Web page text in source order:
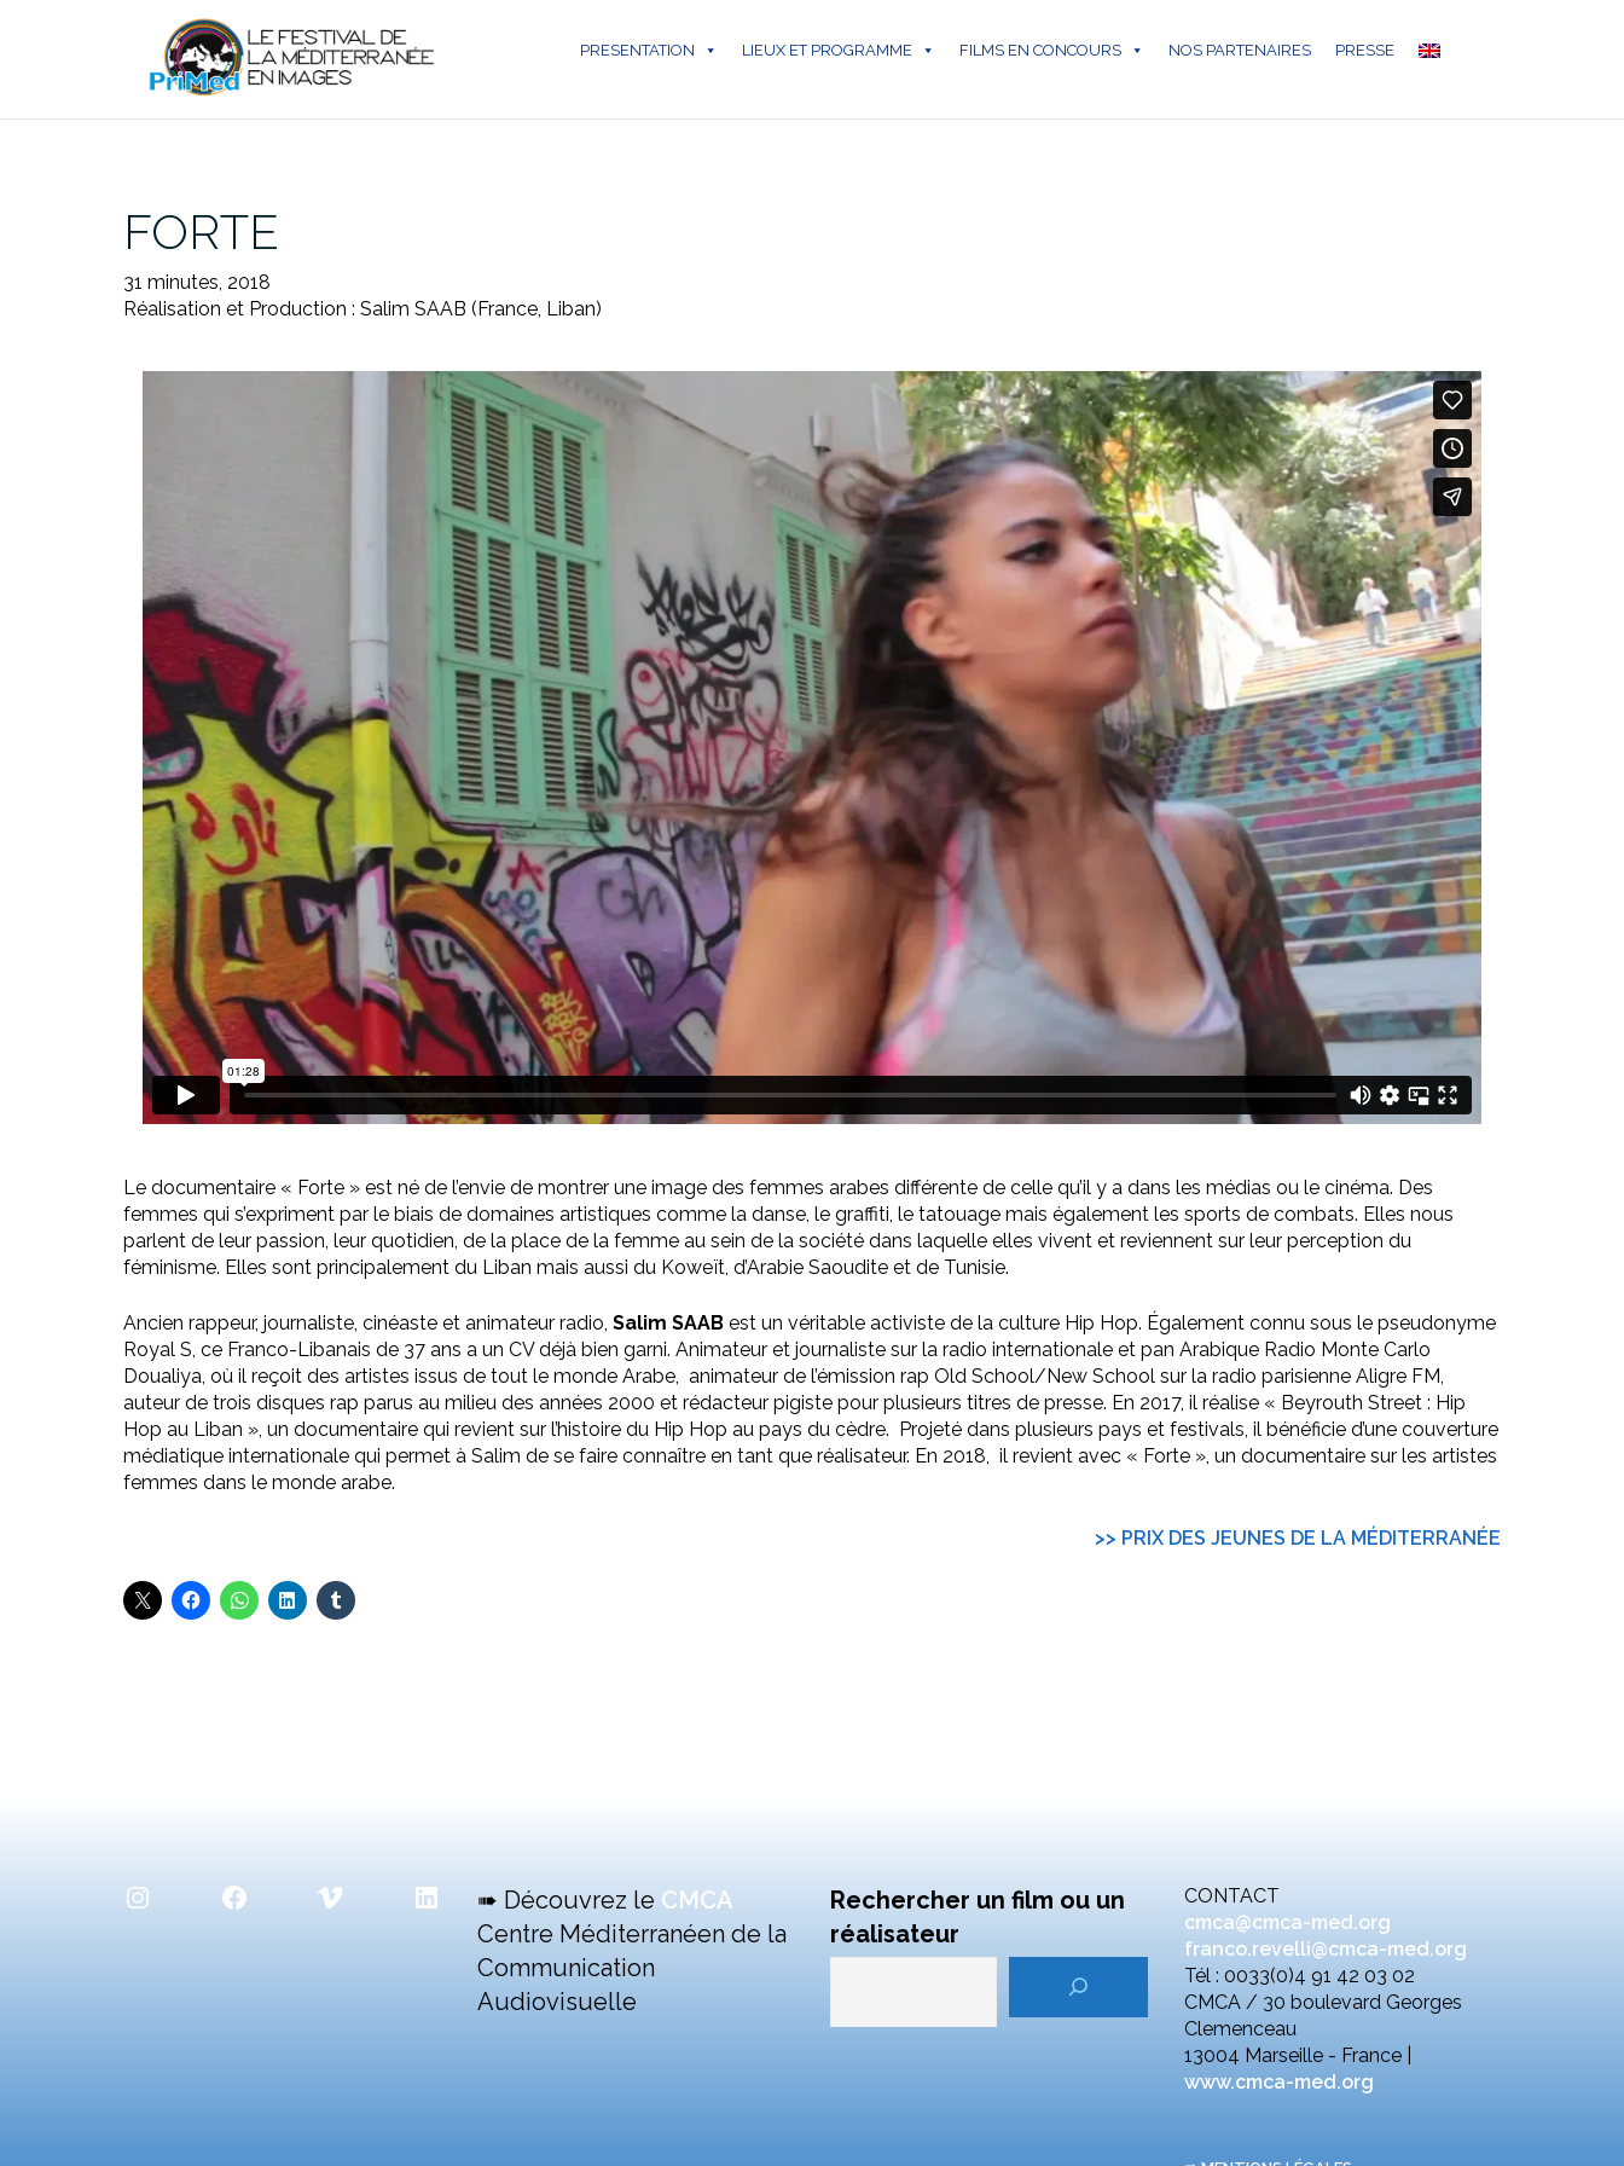
PRESENTATION LIEUX ET PROGRAMME FILMS EN CONCOURS NOS PARTENAIRES PRESSE
FORTE
31 minutes, 2018
Réalisation et Production : Salim SAAB (France, Liban)
Le documentaire « Forte » est né de l’envie de montrer une image des femmes arabes différente de celle qu’il y a dans les médias ou le cinéma. Des
femmes qui s’expriment par le biais de domaines artistiques comme la danse, le graffiti, le tatouage mais également les sports de combats. Elles nous
parlent de leur passion, leur quotidien, de la place de la femme au sein de la société dans laquelle elles vivent et reviennent sur leur perception du
féminisme. Elles sont principalement du Liban mais aussi du Koweït, d’Arabie Saoudite et de Tunisie.
Ancien rappeur, journaliste, cinéaste et animateur radio, Salim SAAB est un véritable activiste de la culture Hip Hop. Également connu sous le pseudonyme
Royal S, ce Franco-Libanais de 37 ans a un CV déjà bien garni. Animateur et journaliste sur la radio internationale et pan Arabique Radio Monte Carlo
Doualiya, où il reçoit des artistes issus de tout le monde Arabe, animateur de l’émission rap Old School/New School sur la radio parisienne Aligre FM,
auteur de trois disques rap parus au milieu des années 2000 et rédacteur pigiste pour plusieurs titres de presse. En 2017, il réalise « Beyrouth Street : Hip
Hop au Liban », un documentaire qui revient sur l’histoire du Hip Hop au pays du cèdre. Projeté dans plusieurs pays et festivals, il bénéficie d’une couverture
médiatique internationale qui permet à Salim de se faire connaître en tant que réalisateur. En 2018, il revient avec « Forte », un documentaire sur les artistes
femmes dans le monde arabe.
>> PRIX DES JEUNES DE LA MÉDITERRANÉE
InstagramFacebookVimeo LinkedIn➠ Découvrez le CMCA
Centre Méditerranéen de la
Communication
Audiovisuelle
Rechercher un film ou un
réalisateur
CONTACT
cmca@cmca-med.org
franco.revelli@cmca-med.org
Tél : 0033(0)4 91 42 03 02
CMCA / 30 boulevard Georges
Clemenceau
13004 Marseille - France |
www.cmca-med.org